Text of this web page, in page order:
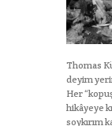
Thomas
deyim
Her
hikâyeye
soykırım